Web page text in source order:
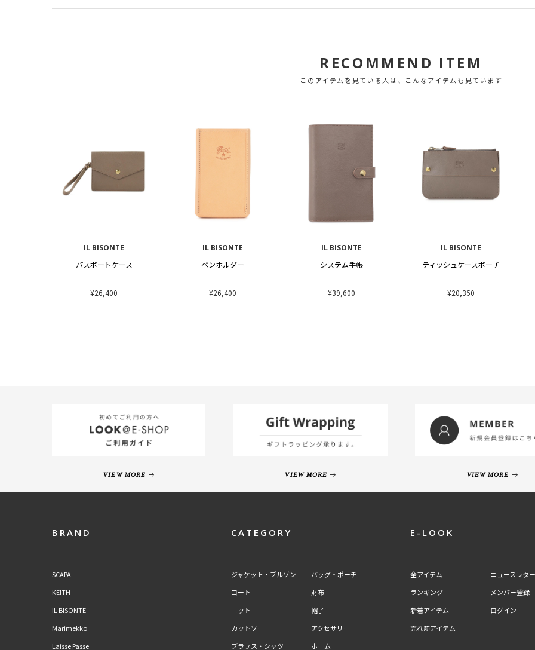
RECOMMEND ITEM
このアイテムを見ている人は、こんなアイテムも見ています
IL BISONTE
パスポートケース
¥26,400
IL BISONTE
ペンホルダー
¥26,400
IL BISONTE
システム手帳
¥39,600
IL BISONTE
ティッシュケースポーチ
¥20,350
VIEW MORE VIEW MORE VIEW MORE
BRAND
SCAPA
KEITH
IL BISONTE
Marimekko
Laisse Passe
CATEGORY
ジャケット・ブルゾン
コート
ニット
カットソー
ブラウス・シャツ
バッグ・ポーチ
財布
帽子
アクセサリー
ホーム
E-LOOK
全アイテム
ランキング
新着アイテム
売れ筋アイテム
ニュースレタ
メンバー登録
ログイン